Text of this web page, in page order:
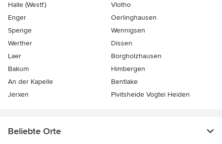
Halle (Westf.)
Vlotho
Enger
Oerlinghausen
Spenge
Wennigsen
Werther
Dissen
Laer
Borgholzhausen
Bakum
Himbergen
An der Kapelle
Bentlake
Jerxen
Pivitsheide Vogtei Heiden
Beliebte Orte